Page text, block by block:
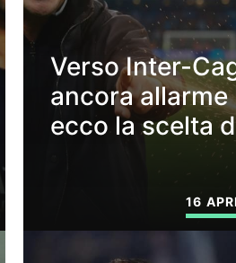
Verso Inter-
ancora allarme
ecco la scelta
16